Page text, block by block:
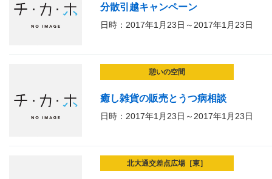
分散引越キャンペーン
日時：2017年1月23日～2017年1月23日
憩いの空間
癒し雑貨の販売とうつ病相談
日時：2017年1月23日～2017年1月23日
北大通交差点広場［東］